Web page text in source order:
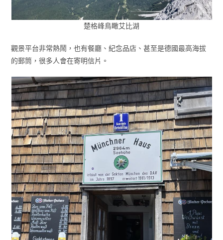
楚格峰鳥瞰艾比湖
觀景平台非常熱鬧，也有餐廳、紀念品店、甚至是德國最高海拔
的郵筒，很多人會在寄明信片。